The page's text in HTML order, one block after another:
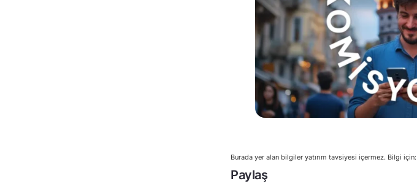
Burada yer alan bilgiler yatırım tavsiyesi içermez. Bilgi için:
Paylaş